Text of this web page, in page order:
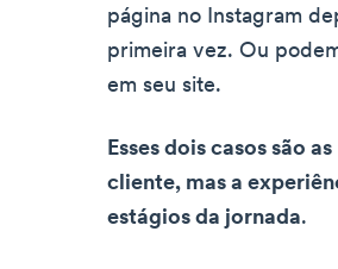
página no Instagram
primeira vez. Ou
em seu site.
Esses dois casos são
cliente, mas a
estágios da jornada.